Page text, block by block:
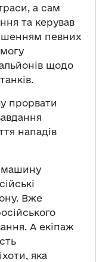
а сам
та керував
певних
щодо
прорвати
нападів
машину
Вже
А екіпаж
яка